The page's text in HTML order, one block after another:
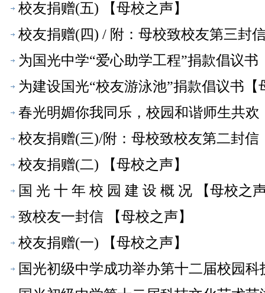
校友捐赠(五) 【母校之声】
校友捐赠(四) / 附：母校致校友第三封
为国光中学“爱心助学工程”捐款倡议书
为建设国光“校友游泳池”捐款倡议书【
春光明媚你我同乐，校园和谐师生共欢
校友捐赠(三)/附：母校致校友第二封
校友捐赠(二) 【母校之声】
国 光 十 年 校 园 建 设 概 况 【母校之
致校友一封信 【母校之声】
校友捐赠(一) 【母校之声】
国光初级中学成功举办第十二届校园